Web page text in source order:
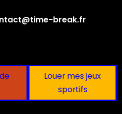
break.fr
Louer mes jeux
sportifs